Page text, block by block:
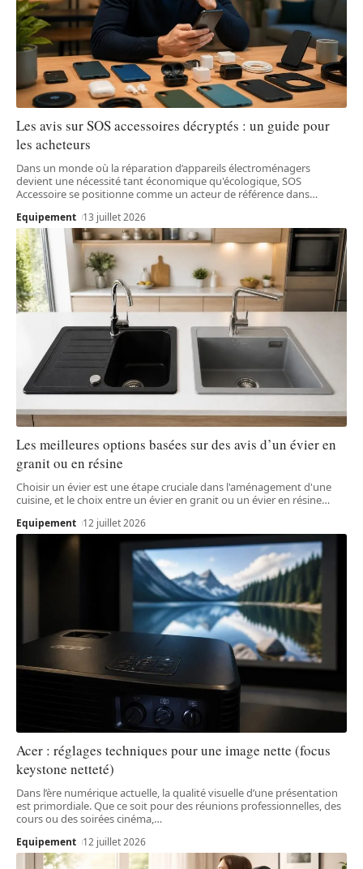
Les avis sur SOS accessoires décryptés : un guide pour
les acheteurs
Dans un monde où la réparation d’appareils électroménagers
devient une nécessité tant économique qu'écologique, SOS
Accessoire se positionne comme un acteur de référence dans…
Equipement 13 juillet 2026
Les meilleures options basées sur des avis d’un évier en
granit ou en résine
Choisir un évier est une étape cruciale dans l'aménagement d'une
cuisine, et le choix entre un évier en granit ou un évier en résine…
Equipement 12 juillet 2026
Acer : réglages techniques pour une image nette (focus
keystone netteté)
Dans l’ère numérique actuelle, la qualité visuelle d’une présentation
est primordiale. Que ce soit pour des réunions professionnelles, des
cours ou des soirées cinéma,…
Equipement 12 juillet 2026